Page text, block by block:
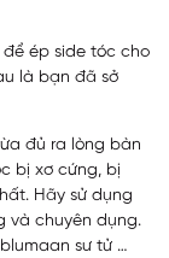
ép side tóc cho
là bạn đã sở
đủ ra lòng bàn
bị xơ cứng, bị
Hãy sử dụng
và chuyên dụng.
sư tử …